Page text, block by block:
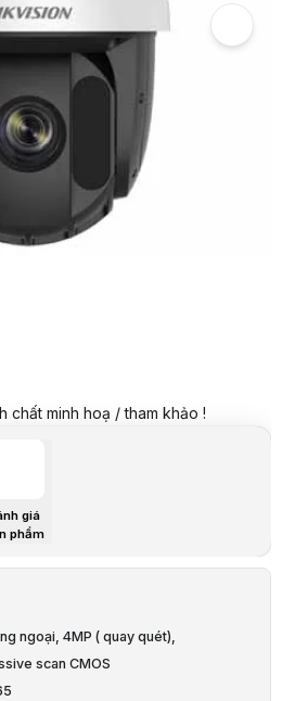
VND Tiết kiệm 6.100.000 VND (-20%)
VND / tháng
2.074.917 VND / tháng
sau
Mua trả góp 0%
ngoại, 4MP ( quay quét),
scan CMOS
Lux @(F1.6, AGC ON)
25fps
3D DNR, Defog, EIS
vượt hàng rào ảo, Vùng đi vào,
chất minh hoạ / tham khảo !
giá
phẩm
ngoại, 4MP ( quay quét),
scan CMOS